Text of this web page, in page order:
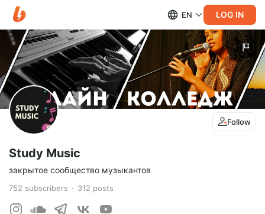
EN LOG IN
Follow
Study Music
закрытое сообщество музыкантов
752 subscribers 312 posts